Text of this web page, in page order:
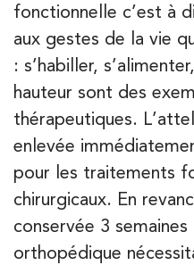
fonctionnelle c’est à
aux gestes de la vie
: s’habiller,
hauteur sont des
thérapeutiques.
enlevée
pour les traitements
chirurgicaux. En
conservée 3
orthopédique
IK Vanves – 92
5 Rue Monge
5 Rue Monge
01 46 44 33 92
PRENEZ RDV SUR
PRENEZ RDV SUR
IK Paris 7 Saint
Kinésithérapie